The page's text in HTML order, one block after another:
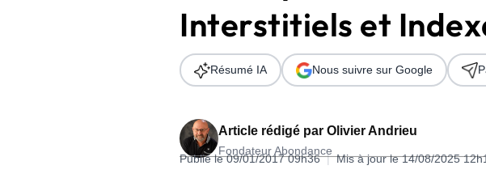
Télécharger l'Ebook
Interstitiels et
Article rédigé par Olivier Andrieu
Fondateur Abondance
Publié le 09/01/2017 09h36 | Mis à jour le 14/08/2025
Résumé IA Nous suivre sur Google